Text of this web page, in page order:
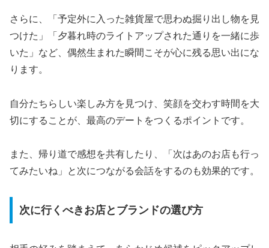
さらに、「予定外に入った雑貨屋で思わぬ掘り出し物を見
つけた」「夕暮れ時のライトアップされた通りを一緒に歩
いた」など、偶然生まれた瞬間こそが心に残る思い出にな
ります。
自分たちらしい楽しみ方を見つけ、笑顔を交わす時間を大
切にすることが、最高のデートをつくるポイントです。
また、帰り道で感想を共有したり、「次はあのお店も行っ
てみたいね」と次につながる会話をするのも効果的です。
次に行くべきお店とブランドの選び方